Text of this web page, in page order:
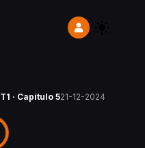
T1 · Capítulo 521-12-2024